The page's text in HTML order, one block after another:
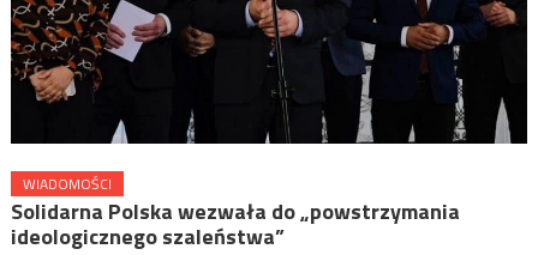
WIADOMOŚCI
Solidarna Polska wezwała do „powstrzymania
ideologicznego szaleństwa”